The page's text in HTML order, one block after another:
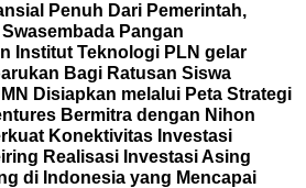
Penuh Dari Pemerintah,
Pangan
Institut Teknologi PLN gelar
Bagi Ratusan Siswa
Disiapkan melalui Peta Strategi
Bermitra dengan Nihon
Konektivitas Investasi
Realisasi Investasi Asing
di Indonesia yang Mencapai